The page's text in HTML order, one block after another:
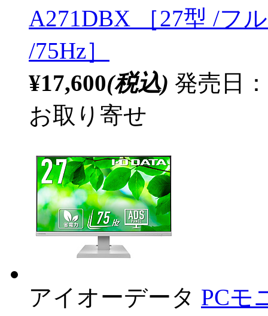
A271DBX ［27型 /フ
/75Hz］
¥17,600(税込) 発売日
お取り寄せ
アイオーデータ PCモ